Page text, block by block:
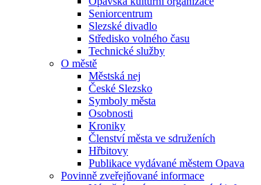
Seniorcentrum
Slezské divadlo
Středisko volného času
Technické služby
O městě
Městská nej
České Slezsko
Symboly města
Osobnosti
Kroniky
Členství města ve sdruženích
Hřbitovy
Publikace vydávané městem Opava
Povinně zveřejňované informace